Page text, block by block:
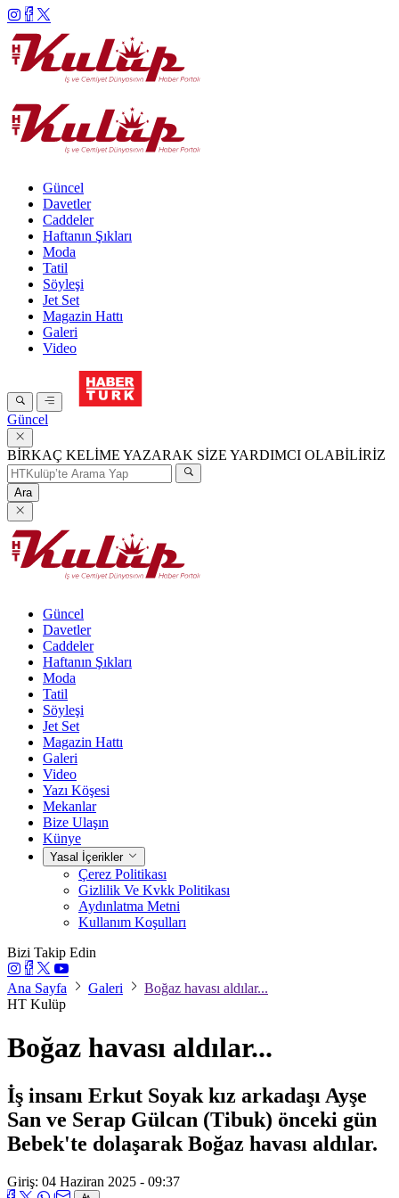
Güncel
Davetler
Caddeler
Haftanın Şıkları
Moda
Tatil
Söyleşi
Jet Set
Magazin Hattı
Galeri
Video
Güncel
BİRKAÇ KELİME YAZARAK SİZE YARDIMCI OLABİLİRİZ
Ara
Güncel
Davetler
Caddeler
Haftanın Şıkları
Moda
Tatil
Söyleşi
Jet Set
Magazin Hattı
Galeri
Video
Yazı Köşesi
Mekanlar
Bize Ulaşın
Künye
Yasal İçerikler
Çerez Politikası
Gizlilik Ve Kvkk Politikası
Aydınlatma Metni
Kullanım Koşulları
Bizi Takip Edin
Ana Sayfa Galeri
Boğaz havası aldılar...
HT Kulüp
Boğaz havası aldılar...
İş insanı Erkut Soyak kız arkadaşı Ayşe
San ve Serap Gülcan (Tibuk) önceki gün
Bebek'te dolaşarak Boğaz havası aldılar.
Giriş: 04 Haziran 2025 - 09:37